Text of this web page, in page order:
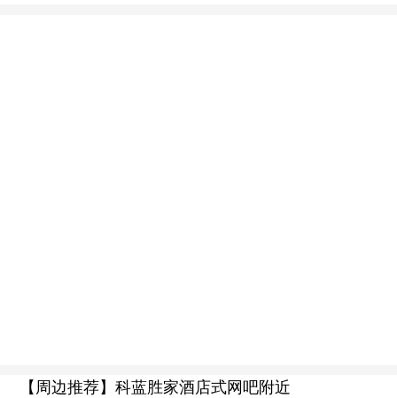
【周边推荐】科蓝胜家酒店式网吧附近